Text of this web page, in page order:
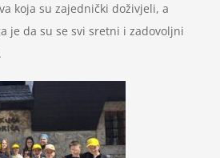
koja su zajednički doživjeli, a
je da su se svi sretni i zadovoljni